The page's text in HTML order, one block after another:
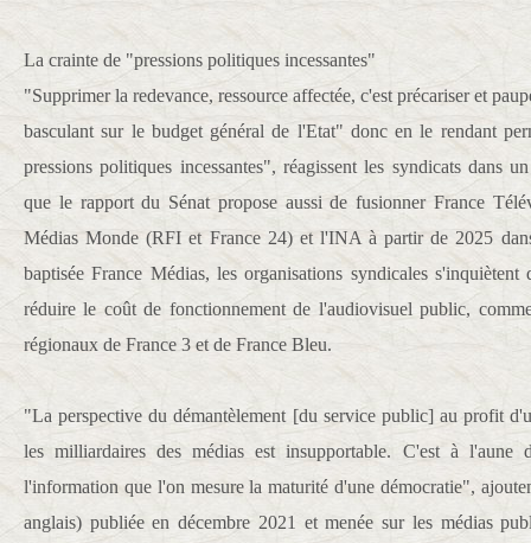
La crainte de "pressions politiques incessantes"
"Supprimer la redevance, ressource affectée, c'est précariser et
basculant sur le budget général de l'Etat" donc en le rendant
pressions politiques incessantes", réagissent les syndicats dans
que le rapport du Sénat propose aussi de fusionner France
Médias Monde (RFI et France 24) et l'INA à partir de 2025
baptisée France Médias, les organisations syndicales s'inquiètent
réduire le coût de fonctionnement de l'audiovisuel public,
régionaux de France 3 et de France Bleu.
"La perspective du démantèlement [du service public] au profit
les milliardaires des médias est insupportable. C'est à l'aune
l'information que l'on mesure la maturité d'une démocratie",
anglais) publiée en décembre 2021 et menée sur les médias